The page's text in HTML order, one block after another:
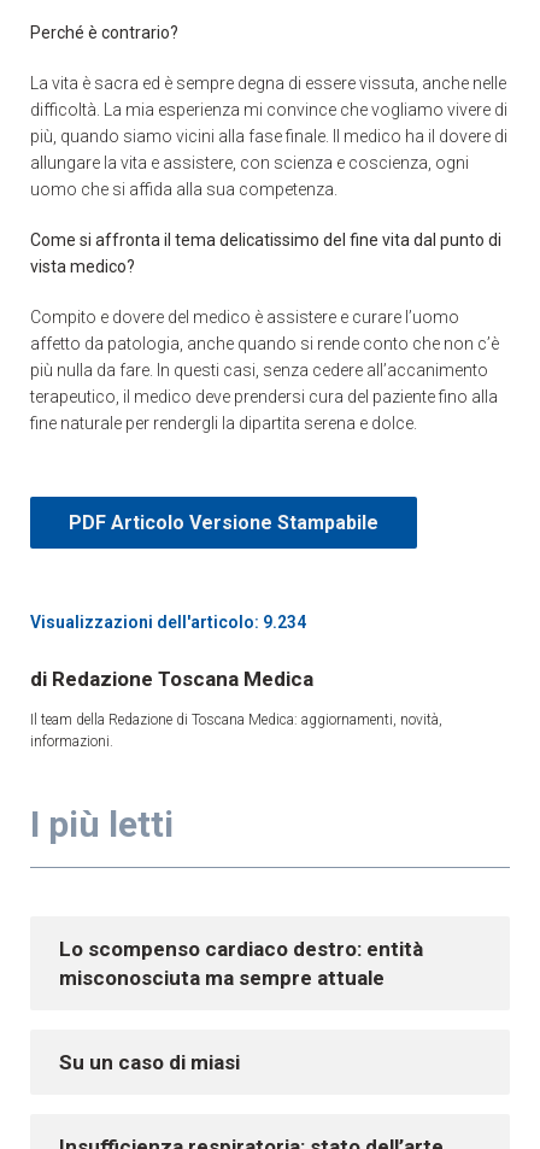
Perché è contrario?
La vita è sacra ed è sempre degna di essere vissuta, anche nelle
difficoltà. La mia esperienza mi convince che vogliamo vivere di
più, quando siamo vicini alla fase finale. Il medico ha il dovere di
allungare la vita e assistere, con scienza e coscienza, ogni
uomo che si affida alla sua competenza.
Come si affronta il tema delicatissimo del fine vita dal punto di
vista medico?
Compito e dovere del medico è assistere e curare l’uomo
affetto da patologia, anche quando si rende conto che non c’è
più nulla da fare. In questi casi, senza cedere all’accanimento
terapeutico, il medico deve prendersi cura del paziente fino alla
fine naturale per rendergli la dipartita serena e dolce.
PDF Articolo Versione Stampabile
Visualizzazioni dell'articolo: 9.234
Redazione Toscana Medica
Il team della Redazione di Toscana Medica: aggiornamenti, novità,
informazioni.
I più letti
Lo scompenso cardiaco destro: entità
misconosciuta ma sempre attuale
Su un caso di miasi